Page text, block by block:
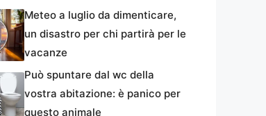
Meteo a luglio da dimenticare,
un disastro per chi partirà per le
vacanze
Può spuntare dal wc della
vostra abitazione: è panico per
questo animale